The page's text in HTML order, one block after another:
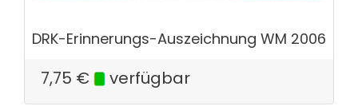
DRK-Erinnerungs-Auszeichnung WM 2006
7,75 € verfügbar